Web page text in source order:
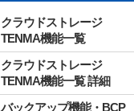
クラウドストレージ
TENMA機能一覧
クラウドストレージ
TENMA機能一覧 詳細
バックアップ機能・BCP